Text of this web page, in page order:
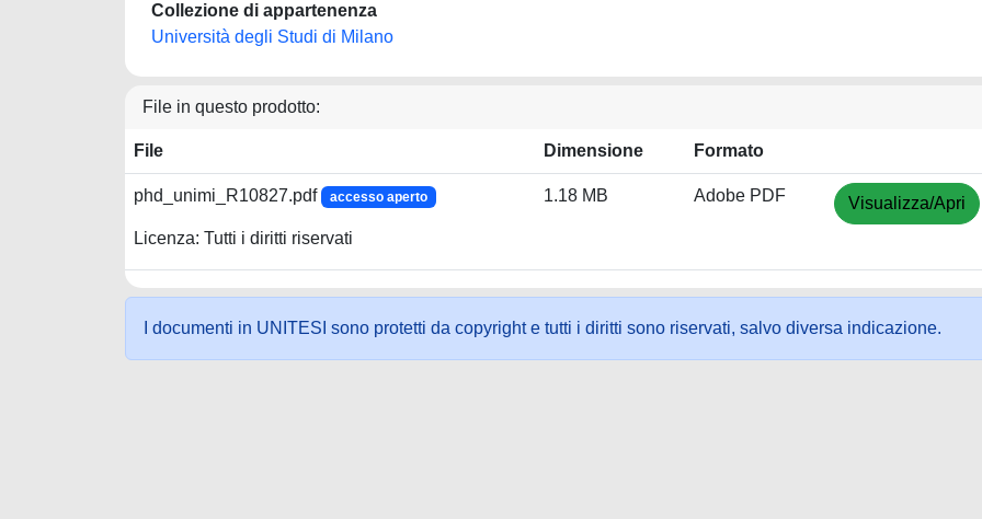
Collezione di appartenenza
Università degli Studi di Milano
File in questo prodotto:
File Dimensione Formato
phd_unimi_R10827.pdf accesso aperto
Licenza: Tutti i diritti riservati
1.18 MB Adobe PDF Visualizza/Apri
I documenti in UNITESI sono protetti da copyright e tutti i diritti sono riservati, salvo diversa indicazione.